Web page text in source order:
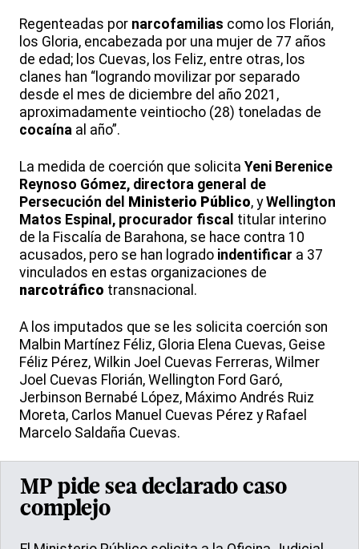
Regenteadas por narcofamilias como los Florián,
los Gloria, encabezada por una mujer de 77 años
de edad; los Cuevas, los Feliz, entre otras, los
clanes han “logrando movilizar por separado
desde el mes de diciembre del año 2021,
aproximadamente veintiocho (28) toneladas de
cocaína al año”.
La medida de coerción que solicita Yeni Berenice
Reynoso Gómez, directora general de
Persecución del Ministerio Público, yWellington
Matos Espinal, procurador fiscal titular interino
de la Fiscalía de Barahona, se hace contra 10
acusados, pero se han logrado indentificar a 37
vinculados en estas organizaciones de
narcotráfico transnacional.
A los imputados que se les solicita coerción son
Malbin Martínez Féliz, Gloria Elena Cuevas, Geise
Féliz Pérez, Wilkin Joel Cuevas Ferreras, Wilmer
Joel Cuevas Florián, Wellington Ford Garó,
Jerbinson Bernabé López, Máximo Andrés Ruiz
Moreta, Carlos Manuel Cuevas Pérez y Rafael
Marcelo Saldaña Cuevas.
MP pide sea declarado caso
complejo